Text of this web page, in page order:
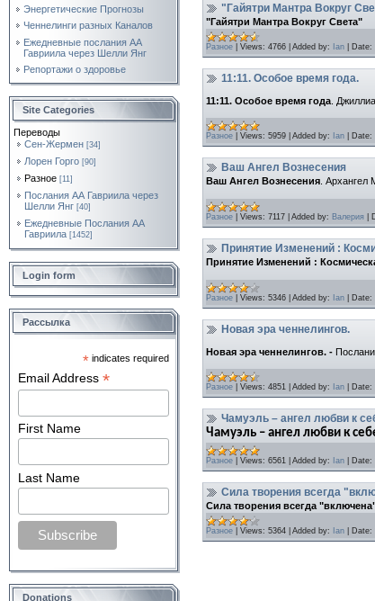
Энергетические Прогнозы
Ченнелинги разных Каналов
Ежедневные послания АА
Гавриила через Шелли Янг
Репортажи о здоровье
Site Categories
Переводы
Сен-Жермен [34]
Лорен Горго [90]
Разное [11]
Послания АА Гавриила через
Шелли Янг [40]
Ежедневные Послания АА
Гавриила [1452]
Login form
Рассылка
* indicates required
Email Address*
First Name
Last Name
Donations
"Гайятри Мантра Вокруг
"Гайятри Мантра Вокруг Света"
Разное Views: 4766 Added by: Ian Date:
11:11. Особое время года.
11:11. Особое время года
Разное Views: 5959 Added by: Ian Date:
Ваш Ангел Вознесения
Ваш Ангел Вознесения .
Разное Views: 7117 Added by: Валерия
Принятие Изменений :
Принятие Изменений :
Разное Views: 5346 Added by: Ian Date:
Новая эра ченнелингов.
Новая эра ченнелингов. -
Разное Views: 4851 Added by: Ian Date:
Чамуэль – ангел любви к
Чамуэль – ангел любви к
Разное Views: 6561 Added by: Ian Date:
Сила творения всегда
Сила творения всегда
Разное Views: 5364 Added by: Ian Date: